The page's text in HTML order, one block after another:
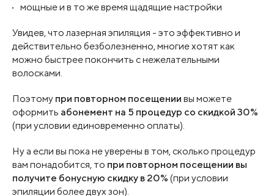
мощные и в то же время щадящие настройки
Увидев, что лазерная эпиляция - это эффективно и
действительно безболезненно, многие хотят как
можно быстрее покончить с нежелательными
волосками.
Поэтому при повторном посещении вы можете
оформить абонемент на 5 процедур со скидкой 30%
(при условии единовременно оплаты).
Ну а если вы пока не уверены в том, сколько процедур
вам понадобится, то при повторном посещении вы
получите бонусную скидку в 20% (при условии
эпиляции более двух зон).